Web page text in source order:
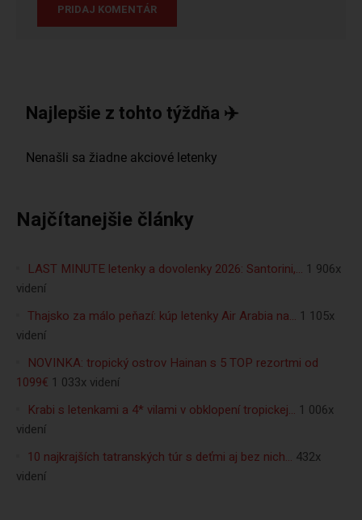
Najlepšie z tohto týždňa ✈️
Najčítanejšie články
LAST MINUTE letenky a dovolenky 2026: Santorini,… 1 906x
videní
Thajsko za málo peňazí: kúp letenky Air Arabia na… 1 105x
videní
NOVINKA: tropický ostrov Hainan s 5 TOP rezortmi od
1099€ 1 033x videní
Krabi s letenkami a 4* vilami v obklopení tropickej… 1 006x
videní
10 najkrajších tatranských túr s deťmi aj bez nich… 432x
videní